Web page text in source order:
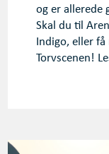
og er allerede
Skal du til
Indigo, eller
Torvscenen!